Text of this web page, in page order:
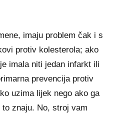
imaju problem čak i s
protiv kolesterola; ako
imala niti jedan infarkt ili
prevencija protiv
uzima lijek nego ako ga
znaju. No, stroj vam